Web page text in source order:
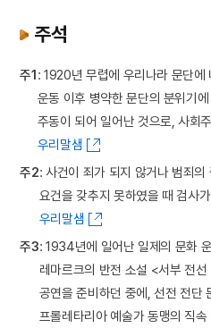
주석
주1: 1920년 무렵에 우리나라 문단에
운동 이후 병약한 문단의 분위기
주동이 되어 일어난 것으로, 사회
우리말샘
주2: 사건이 죄가 되지 않거나 범죄
요건을 갖추지 못하였을 때 검사
우리말샘
주3: 1934년에 일어난 일제의 문화
레마르크의 반전 소설 <서부 전
공연을 준비하던 중에, 선전 전단
프롤레타리아 예술가 동맹의 직